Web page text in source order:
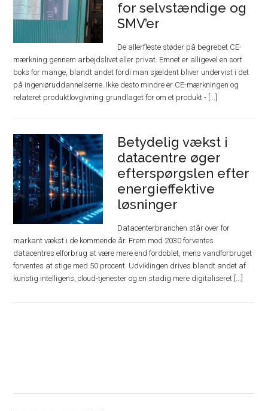
for selvstændige og
SMV’er
De allerfleste støder på begrebet CE-
mærkning gennem arbejdslivet eller privat. Emnet er alligevel en sort
boks for mange, blandt andet fordi man sjældent bliver undervist i det
på ingeniøruddannelserne. Ikke desto mindre er CE-mærkningen og
relateret produktlovgivning grundlaget for om et produkt - [...]
Betydelig vækst i
datacentre øger
efterspørgslen efter
energieffektive
løsninger
Datacenterbranchen står over for
markant vækst i de kommende år. Frem mod 2030 forventes
datacentres elforbrug at være mere end fordoblet, mens vandforbruget
forventes at stige med 50 procent. Udviklingen drives blandt andet af
kunstig intelligens, cloud-tjenester og en stadig mere digitaliseret [...]